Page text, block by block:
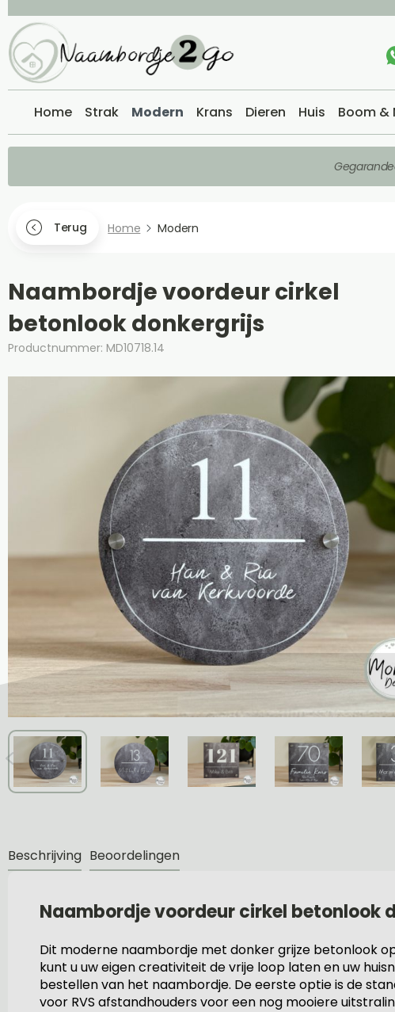
Home Strak Modern Krans Dieren Huis Boom &
Terug Home Modern
Naambordje voordeur cirkel
betonlook donkergrijs
Productnummer: MD10718.14
Beschrijving Beoordelingen
Naambordje voordeur cirkel betonlook
Dit moderne naambordje met donker grijze betonlook
kunt u uw eigen creativiteit de vrije loop laten en uw
bestellen van het naambordje. De eerste optie is de
voor RVS afstandhouders voor een nog mooiere